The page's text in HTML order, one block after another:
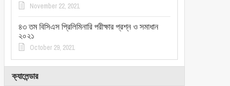
November 22, 2021
৪৩ তম বিসিএস প্রিলিমিনারি পরীক্ষার প্রশ্ন ও সমাধান
২০২১
October 29, 2021
ক্যালেন্ডার